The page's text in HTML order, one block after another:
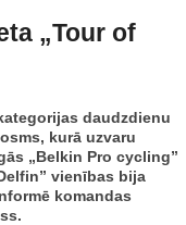
„Tour of
daudzdienu
kurā uzvaru
„Belkin Pro cycling”
vienības bija
komandas